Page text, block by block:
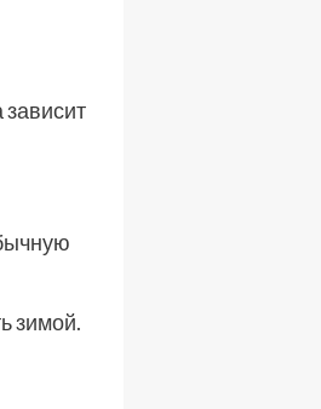
зимой.